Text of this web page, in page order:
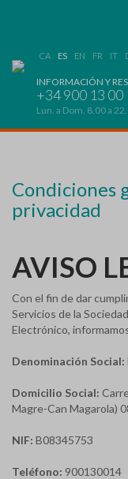
CA ES EN FR IT
INFORMACIÓN Y
+34 900 13 00
Lun. a Dom. 8.00 a
Condiciones
privacidad
AVISO
Con el fin de dar
Servicios de la
Electrónico,
Denominación Social:
Domicilio Social:
Magre-Can Magarola)
NIF: B08345753
Teléfono: 900130014